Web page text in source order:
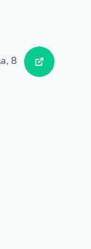
8